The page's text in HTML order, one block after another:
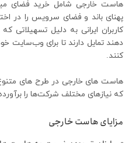
هاست خارجی شامل خرید فضای
پهنای باند و فضای سرویس را در
کاربران ایرانی به دلیل تسهیلاتی
دهند تمایل دارند تا برای وب‌سایت
کنند.
هاست های خارجی در طرح های
که نیازهای مختلف شرکت‌ها را
مزایای هاست خارجی